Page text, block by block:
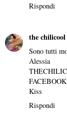
Rispondi
the chilicool
Sono tutti
Alessia
FACEBOOK
Kiss
Rispondi